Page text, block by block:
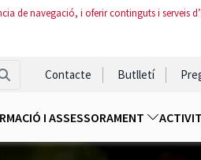
de navegació, i oferir continguts i serveis
Contacte Butlletí
I ASSESSORAMENT